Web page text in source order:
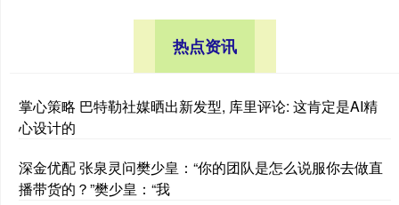
热点资讯
掌心策略 巴特勒社媒晒出新发型, 库里评论: 这肯定是AI精
心设计的
深金优配 张泉灵问樊少皇：“你的团队是怎么说服你去做直
播带货的？”樊少皇：“我